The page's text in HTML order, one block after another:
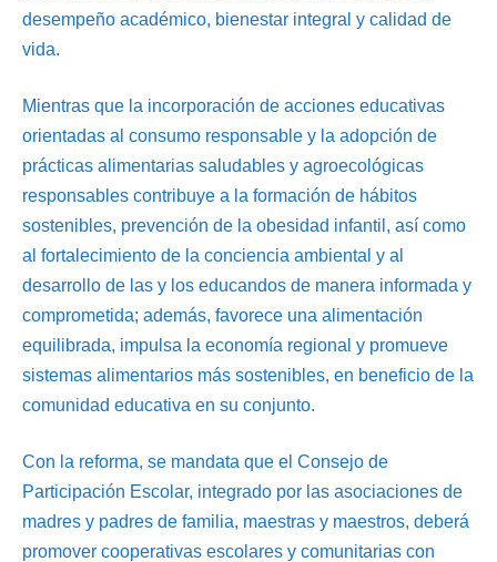
desempeño académico, bienestar integral y calidad de
vida.
Mientras que la incorporación de acciones educativas
orientadas al consumo responsable y la adopción de
prácticas alimentarias saludables y agroecológicas
responsables contribuye a la formación de hábitos
sostenibles, prevención de la obesidad infantil, así como
al fortalecimiento de la conciencia ambiental y al
desarrollo de las y los educandos de manera informada y
comprometida; además, favorece una alimentación
equilibrada, impulsa la economía regional y promueve
sistemas alimentarios más sostenibles, en beneficio de la
comunidad educativa en su conjunto.
Con la reforma, se mandata que el Consejo de
Participación Escolar, integrado por las asociaciones de
madres y padres de familia, maestras y maestros, deberá
promover cooperativas escolares y comunitarias con